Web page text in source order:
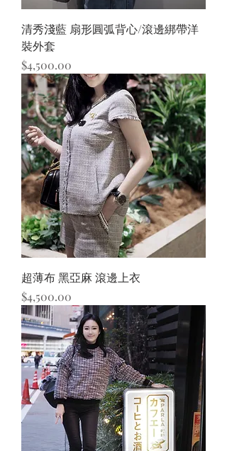
清秀淺藍 扇形圓弧背心/滾邊綁帶洋
裝外套
價格
$4,500.00
超薄布 黑亞麻 滾邊上衣
價格
$4,500.00